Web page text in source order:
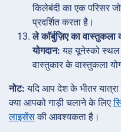
किलेबंदी का एक परिसर
प्रदर्शित करता है।
ले कॉर्बुज़िए का
योगदान: यह यूनेस्को स्थल
वास्तुकार के वास्तुकला
नोट: यदि आप देश के भीतर
क्या आपको गाड़ी चलाने के लिए
लाइसेंसकी आवश्यकता है।